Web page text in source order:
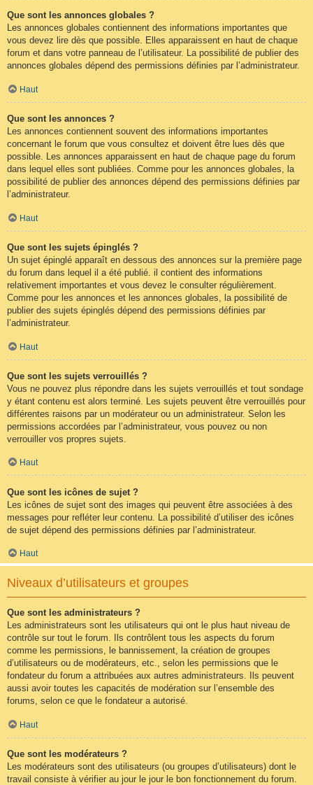
Que sont les annonces globales ?
Les annonces globales contiennent des informations importantes que
vous devez lire dès que possible. Elles apparaissent en haut de chaque
forum et dans votre panneau de l’utilisateur. La possibilité de publier des
annonces globales dépend des permissions définies par l’administrateur.
Haut
Que sont les annonces ?
Les annonces contiennent souvent des informations importantes
concernant le forum que vous consultez et doivent être lues dès que
possible. Les annonces apparaissent en haut de chaque page du forum
dans lequel elles sont publiées. Comme pour les annonces globales, la
possibilité de publier des annonces dépend des permissions définies par
l’administrateur.
Haut
Que sont les sujets épinglés ?
Un sujet épinglé apparaît en dessous des annonces sur la première page
du forum dans lequel il a été publié. il contient des informations
relativement importantes et vous devez le consulter régulièrement.
Comme pour les annonces et les annonces globales, la possibilité de
publier des sujets épinglés dépend des permissions définies par
l’administrateur.
Haut
Que sont les sujets verrouillés ?
Vous ne pouvez plus répondre dans les sujets verrouillés et tout sondage
y étant contenu est alors terminé. Les sujets peuvent être verrouillés pour
différentes raisons par un modérateur ou un administrateur. Selon les
permissions accordées par l’administrateur, vous pouvez ou non
verrouiller vos propres sujets.
Haut
Que sont les icônes de sujet ?
Les icônes de sujet sont des images qui peuvent être associées à des
messages pour refléter leur contenu. La possibilité d’utiliser des icônes
de sujet dépend des permissions définies par l’administrateur.
Haut
Niveaux d’utilisateurs et groupes
Que sont les administrateurs ?
Les administrateurs sont les utilisateurs qui ont le plus haut niveau de
contrôle sur tout le forum. Ils contrôlent tous les aspects du forum
comme les permissions, le bannissement, la création de groupes
d’utilisateurs ou de modérateurs, etc., selon les permissions que le
fondateur du forum a attribuées aux autres administrateurs. Ils peuvent
aussi avoir toutes les capacités de modération sur l’ensemble des
forums, selon ce que le fondateur a autorisé.
Haut
Que sont les modérateurs ?
Les modérateurs sont des utilisateurs (ou groupes d’utilisateurs) dont le
travail consiste à vérifier au jour le jour le bon fonctionnement du forum.